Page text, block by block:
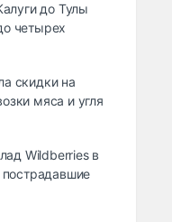
до Тулы
четырех
скидки на
мяса и угля
Wildberries в
пострадавшие